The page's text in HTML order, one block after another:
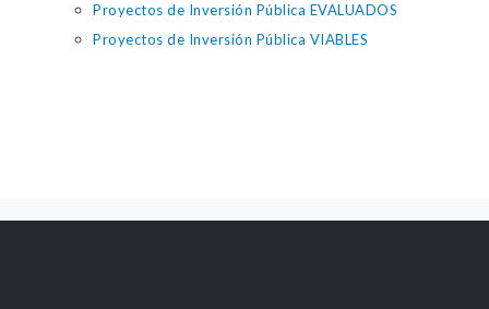
Proyectos de Inversión Pública EVALUADOS
Proyectos de Inversión Pública VIABLES